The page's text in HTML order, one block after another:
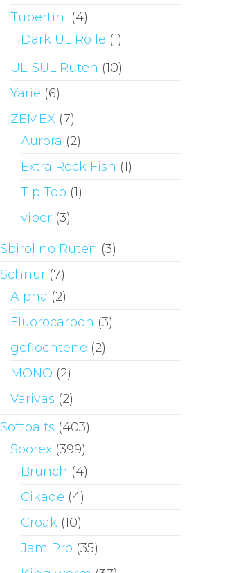
Tubertini (4)
Dark UL Rolle (1)
UL-SUL Ruten (10)
Yarie (6)
ZEMEX (7)
Aurora (2)
Extra Rock Fish (1)
Tip Top (1)
viper (3)
Sbirolino Ruten (3)
Schnur (7)
Alpha (2)
Fluorocarbon (3)
geflochtene (2)
MONO (2)
Varivas (2)
Softbaits (403)
Soorex (399)
Brunch (4)
Cikade (4)
Croak (10)
Jam Pro (35)